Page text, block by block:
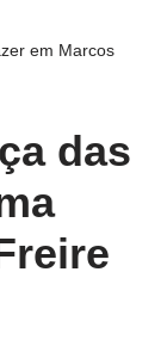
em Marcos
das